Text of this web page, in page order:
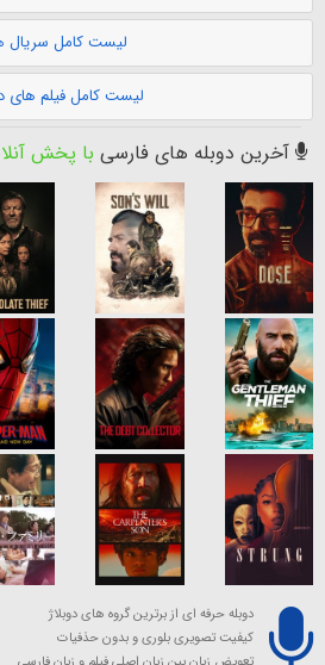
لیست کامل سریال
لیست کامل فیلم های
آخرین دوبله های فارسی با پخش
دوبله حرفه ای از برترین گروه های دوبلاژ
کیفیت تصویری بلوری و بدون حذفیات